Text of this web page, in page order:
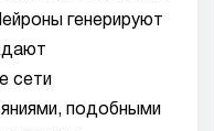
генерируют
сети
подобными